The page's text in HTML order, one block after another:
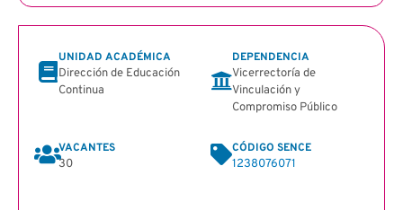
UNIDAD ACADÉMICA
Dirección de Educación
Continua
DEPENDENCIA
Vicerrectoría de
Vinculación y
Compromiso Público
VACANTES
30
CÓDIGO SENCE
1238076071